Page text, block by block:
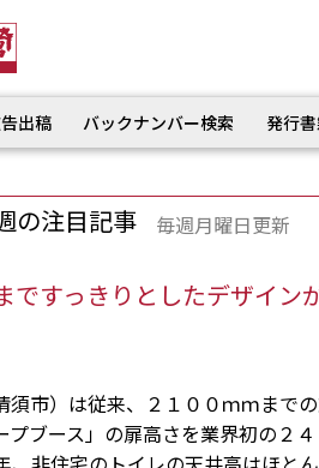
出稿 バックナンバー検索 発行
の注目記事 毎週月曜日更新
すっきりとしたデザイン
須市）は従来、２１００ｍｍまで
ブース」の扉高さを業界初の２